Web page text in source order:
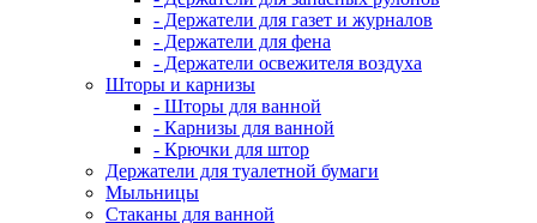
- Держатели для газет и журналов
- Держатели для фена
- Держатели освежителя воздуха
Шторы и карнизы
- Шторы для ванной
- Карнизы для ванной
- Крючки для штор
Держатели для туалетной бумаги
Мыльницы
Стаканы для ванной